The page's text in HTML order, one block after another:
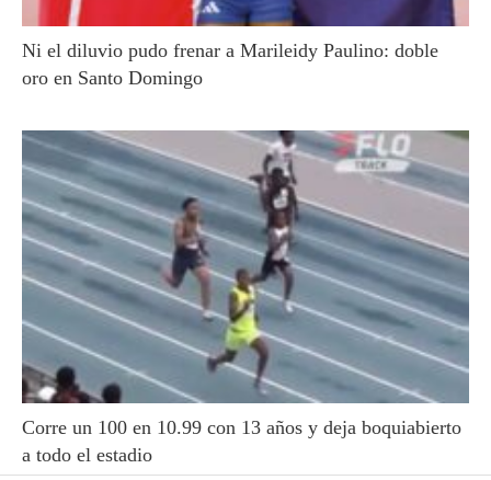
Ni el diluvio pudo frenar a Marileidy Paulino: doble
oro en Santo Domingo
Corre un 100 en 10.99 con 13 años y deja boquiabierto
a todo el estadio